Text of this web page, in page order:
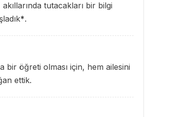
akıllarında tutacakları bir bilgi
*.
bir öğreti olması için, hem ailesini
ettik.